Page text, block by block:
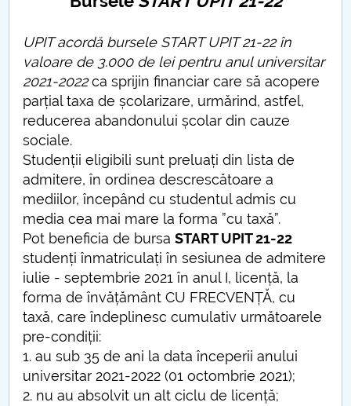
Nr. de telefon si adrese Facultăți
Admitere
Români de pretutindeni - ADMITERE
Senat
Facultăți
Studenți
Ghiduri pentru STUDENȚI
Relații Publice
Relații Internaționale
PNRR
UPIT acordă bursele START UPIT 21-22 în
valoare de 3.000 de lei pentru anul universitar
2021-2022ca sprijin financiar care să acopere
parțial taxa de școlarizare, urmărind, astfel,
reducerea abandonului școlar din cauze
sociale.
Studenții eligibili sunt preluați din lista de
admitere, în ordinea descrescătoare a
mediilor, începând cu studentul admis cu
media cea mai mare la forma ”cu taxă”.
Pot beneficia de bursaSTART UPIT 21-22
studenți înmatriculați în sesiunea de admitere
iulie - septembrie 2021 în anul I, licență, la
forma de învățământ CU FRECVENȚĂ, cu
taxă, care îndeplinesc cumulativ următoarele
pre-condiții:
1. au sub 35 de ani la data începerii anului
universitar 2021-2022 (01 octombrie 2021);
2. nu au absolvit un alt ciclu de licență;